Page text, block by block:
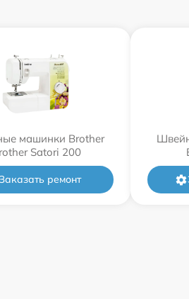
машинки Brother
Satori 200
ремонт